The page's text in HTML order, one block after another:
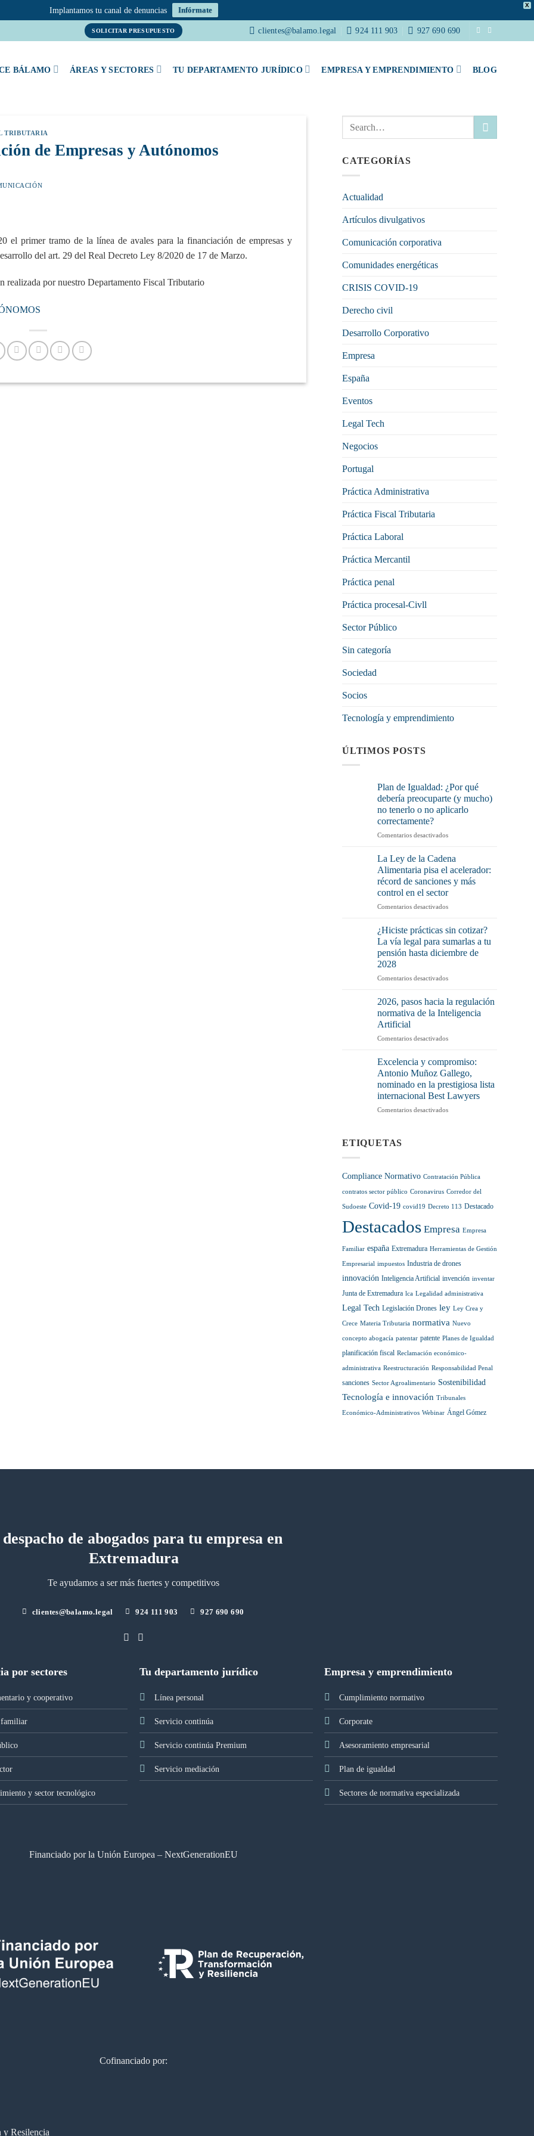
X
Implantamos tu canal de denuncias Infórmate
SOLICITAR PRESUPUESTO clientes@balamo.legal 924 111 903 927 690 690
BÁLAMO ÁREAS Y SECTORES TU DEPARTAMENTO JURÍDICO EMPRESA Y EMPRENDIMIENTO BLOG
TRIBUTARIA
de Empresas y Autónomos
el primer tramo de la línea de avales para la financiación de empresas y
del art. 29 del Real Decreto Ley 8/2020 de 17 de Marzo.
realizada por nuestro Departamento Fiscal Tributario
CATEGORÍAS
Actualidad
Artículos divulgativos
Comunicación corporativa
Comunidades energéticas
CRISIS COVID-19
Derecho civil
Desarrollo Corporativo
Empresa
España
Eventos
Legal Tech
Negocios
Portugal
Práctica Administrativa
Práctica Fiscal Tributaria
Práctica Laboral
Práctica Mercantil
Práctica penal
Práctica procesal-Civll
Sector Público
Sin categoría
Sociedad
Socios
Tecnología y emprendimiento
ÚLTIMOS POSTS
Plan de Igualdad: ¿Por qué
debería preocuparte (y mucho)
no tenerlo o no aplicarlo
correctamente?
Comentarios desactivadosen
¿Por
qué
preocuparte
mucho)
no
tenerlo
o
aplicarlo
La Ley de la Cadena
Alimentaria pisa el acelerador:
récord de sanciones y más
control en el sector
Comentarios desactivadosen
Ley
la
Cadena
pisa
acelerador:
récord
de
y
control
el
sector
¿Hiciste prácticas sin cotizar?
La vía legal para sumarlas a tu
pensión hasta diciembre de
2028
Comentarios desactivadosen
prácticas
cotizar?
vía
sumarlas
a
tu
pensión
hasta
2026, pasos hacia la regulación
normativa de la Inteligencia
Artificial
Comentarios desactivadosen
la
regulación
normativa
de
Excelencia y compromiso:
Antonio Muñoz Gallego,
nominado en la prestigiosa lista
internacional Best Lawyers
Comentarios desactivadosen
nominado
en
prestigiosa
internacional
Lawyers
ETIQUETAS
Compliance Normativo Contratación Pública
contratos sector público Coronavirus Corredor del
Sudoeste Covid-19 covid19 Decreto 113 Destacado
Destacados Empresa Empresa
Familiar españa Extremadura Herramientas de Gestión
Empresarial impuestos Industria de drones
innovación Inteligencia Artificial invención inventar
Junta de Extremadura lca Legalidad administrativa
Legal Tech Legislación Drones ley Ley Crea y
Crece Materia Tributaria normativa Nuevo
concepto abogacía patentar patente Planes de Igualdad
planificación fiscal Reclamación económico-
administrativa Reestructuración Responsabilidad Penal
sanciones Sector Agroalimentario Sostenibilidad
Tecnología e innovación Tribunales
Económico-Administrativos Webinar Ángel Gómez
de abogados para tu empresa en
Extremadura
Te ayudamos a ser más fuertes y competitivos
clientes@balamo.legal 924 111 903 927 690 690
por sectores
y cooperativo
familiar
y sector tecnológico
Tu departamento jurídico
Línea personal
Servicio continúa
Servicio continúa Premium
Servicio mediación
Empresa y emprendimiento
Cumplimiento normativo
Corporate
Asesoramiento empresarial
Plan de igualdad
Sectores de normativa especializada
Financiado por la Unión Europea – NextGenerationEU
Cofinanciado por: